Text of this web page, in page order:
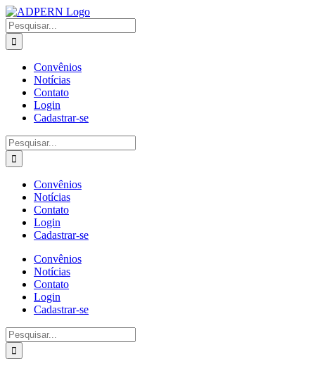
Ir
para
o
conteúdo
Facebook
Twitter
Instagram
Pinterest
Buscar
resultados
para:
Convênios
Notícias
Contato
Login
Cadastrar-se
Buscar
resultados
para:
Convênios
Notícias
Contato
Login
Cadastrar-se
Convênios
Notícias
Contato
Login
Cadastrar-se
Buscar
resultados
para: